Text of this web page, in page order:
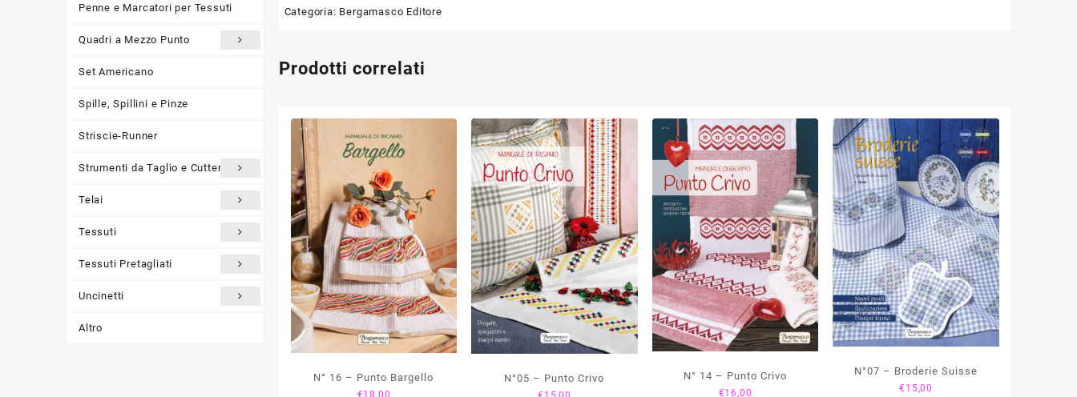
Penne e Marcatori per Tessuti
Quadri a Mezzo Punto
Set Americano
Spille, Spillini e Pinze
Striscie-Runner
Strumenti da Taglio e Cutter
Telai
Tessuti
Tessuti Pretagliati
Uncinetti
Altro
Categoria: Bergamasco Editore
Prodotti correlati
N° 16 – Punto Bargello N°05 – Punto Crivo N° 14 – Punto Crivo
€16,00
N°07 – Broderie Suisse
€ 15,00